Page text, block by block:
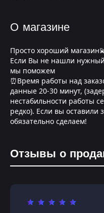
О магазине
Просто хороший
Если Вы не нашли
мы поможем
⏰Время работы над
данные 20-30 минут,
нестабильности работы
редко). Если вы оставили
обязательно сделаем!
Отзывы о